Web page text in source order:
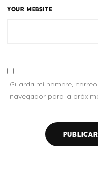
YOUR WEBSITE
Guarda mi nombre,
navegador para la